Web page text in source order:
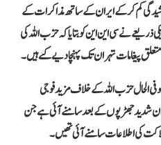
کم کر کے ایران کے ساتھ مذاکرات کے
ذریعے نے سی این این کو بتایا کہ حزب اللہ کی
پیغامات تہران تک پہنچا دیے گئے ہیں۔
فی الحال حزب اللہ کے خلاف مزید فوجی
شدید جھڑپوں کے بعد سامنے آئی ہے جن
کی اطلاعات سامنے آئی تھیں۔